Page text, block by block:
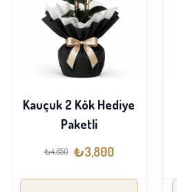
Kauçuk 2 Kök Hediye
Paketli
₺4,650 ₺3,800